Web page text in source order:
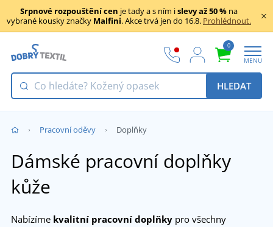
Srpnové rozpouštění cen je tady a s ním islevy až 50 % na
vybrané kousky značky Malfini. Akce trvá jen do 16.8. Prohlédnout.
0
MENU
HLEDAT
Pracovní oděvy Doplňky
Dámské pracovní doplňky
kůže
Nabízíme kvalitní pracovní doplňky pro všechny